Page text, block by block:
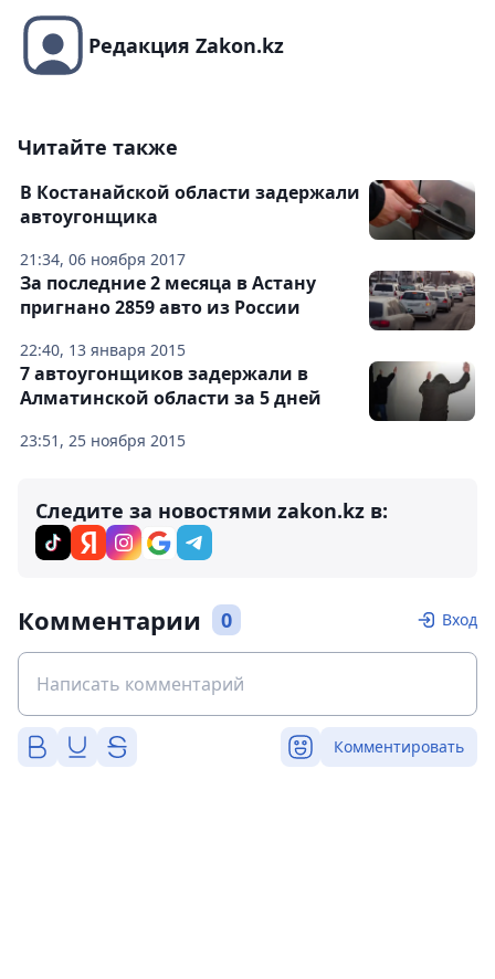
Редакция Zakon.kz
Читайте также
21:34, 06 ноября 2017
В Костанайской области задержали
автоугонщика
22:40, 13 января 2015
За последние 2 месяца в Астану
пригнано 2859 авто из России
23:51, 25 ноября 2015
7 автоугонщиков задержали в
Алматинской области за 5 дней
Следите за новостями zakon.kz в:
Комментарии 0 Вход
Комментировать